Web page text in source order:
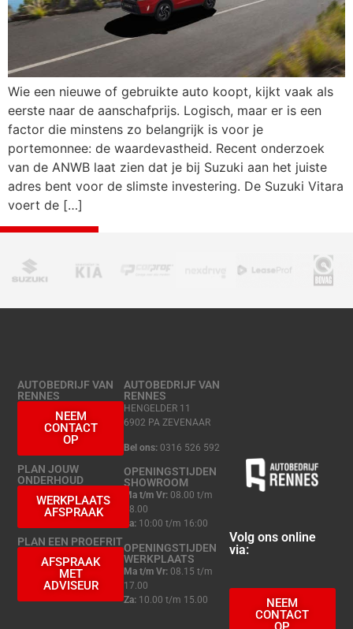
Wie een nieuwe of gebruikte auto koopt, kijkt vaak als
eerste naar de aanschafprijs. Logisch, maar er is een
factor die minstens zo belangrijk is voor je
portemonnee: de waardevastheid. Recent onderzoek
van de ANWB laat zien dat je bij Suzuki aan het juiste
adres bent voor de slimste investering. De Suzuki Vitara
voert de […]
Volg ons online
via:
NEEM
CONTACT
AUTOBEDRIJF VAN
RENNES
HENGELDER 11
6902 PA ZEVENAAR
Bel ons:0316 526 592
OPENINGSTIJDEN
SHOWROOM
Ma t/m Vr:08.00 t/m
18.00
Za:10:00 t/m 16:00
OPENINGSTIJDEN
WERKPLAATS
Ma t/m Vr:08.15 t/m
17.00
Za:10.00 t/m 15.00
AUTOBEDRIJF VAN
RENNES
NEEM
CONTACT
OP
PLAN JOUW
ONDERHOUD
WERKPLAATS
AFSPRAAK
PLAN EEN PROEFRIT
AFSPRAAK
MET
ADVISEUR